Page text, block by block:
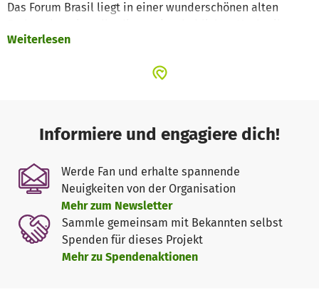
Das Forum Brasil liegt in einer wunderschönen alten
gerade jetzt in der Pandemie. Hier einige Beispiele:
Regelung sind baulich nicht möglich.
Obwohl die beiden Veranstaltungsräume im
Erdgeschoss liegen, sind sie nicht Barriere frei.
Mit NEUSTART KULTUR hat der Bund ein umfassendes
Rettungs- und Zukunftsprogramm für den Kultur- und
Medienbereich in der Corona Pandemie geschaffen, das
hilft, den Kulturbetrieb und die kulturelle Infrastruktur
dauerhaft zu erhalten.
Weiterlesen
Informiere und engagiere dich!
Werde Fan und erhalte spannende
Neuigkeiten von der Organisation
Mehr zum Newsletter
Sammle gemeinsam mit Bekannten selbst
Spenden für dieses Projekt
Mehr zu Spendenaktionen